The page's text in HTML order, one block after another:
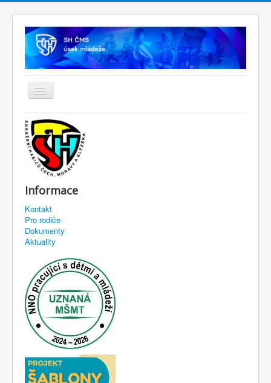
Informace
Kontakt
Pro rodiče
Dokumenty
Aktuality